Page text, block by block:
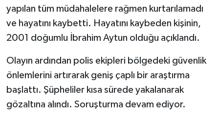
yapılan tüm müdahalelere rağmen kurtarılamadı
ve hayatını kaybetti. Hayatını kaybeden kişinin,
2001 doğumlu İbrahim Aytun olduğu açıklandı.
Olayın ardından polis ekipleri bölgedeki güvenlik
önlemlerini artırarak geniş çaplı bir araştırma
başlattı. Şüpheliler kısa sürede yakalanarak
gözaltına alındı. Soruşturma devam ediyor.
SEÇİM 2011
ÜÇÜNCÜ SAYFA
Yemek